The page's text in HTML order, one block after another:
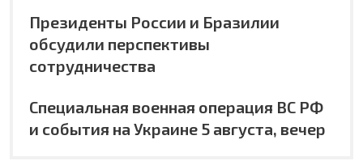
Президенты России и Бразилии
обсудили перспективы
сотрудничества
Специальная военная операция ВС РФ
и события на Украине 5 августа, вечер